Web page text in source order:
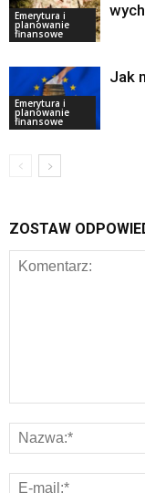
Emerytura i
planowanie
finansowe
Emerytura i
planowanie
finansowe
Jak
ZOSTAW